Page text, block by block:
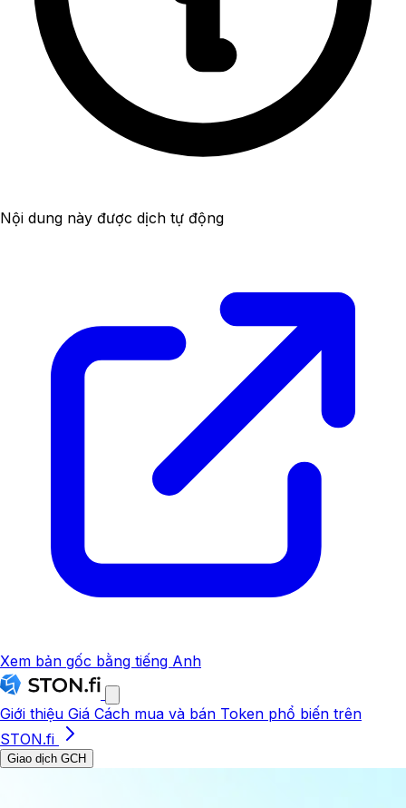
Nội dung này được dịch tự động
Xem bản gốc bằng tiếng Anh
Giới thiệu Giá Cách mua và bán Token phổ biến trên
STON.fi
Giao dịch GCH